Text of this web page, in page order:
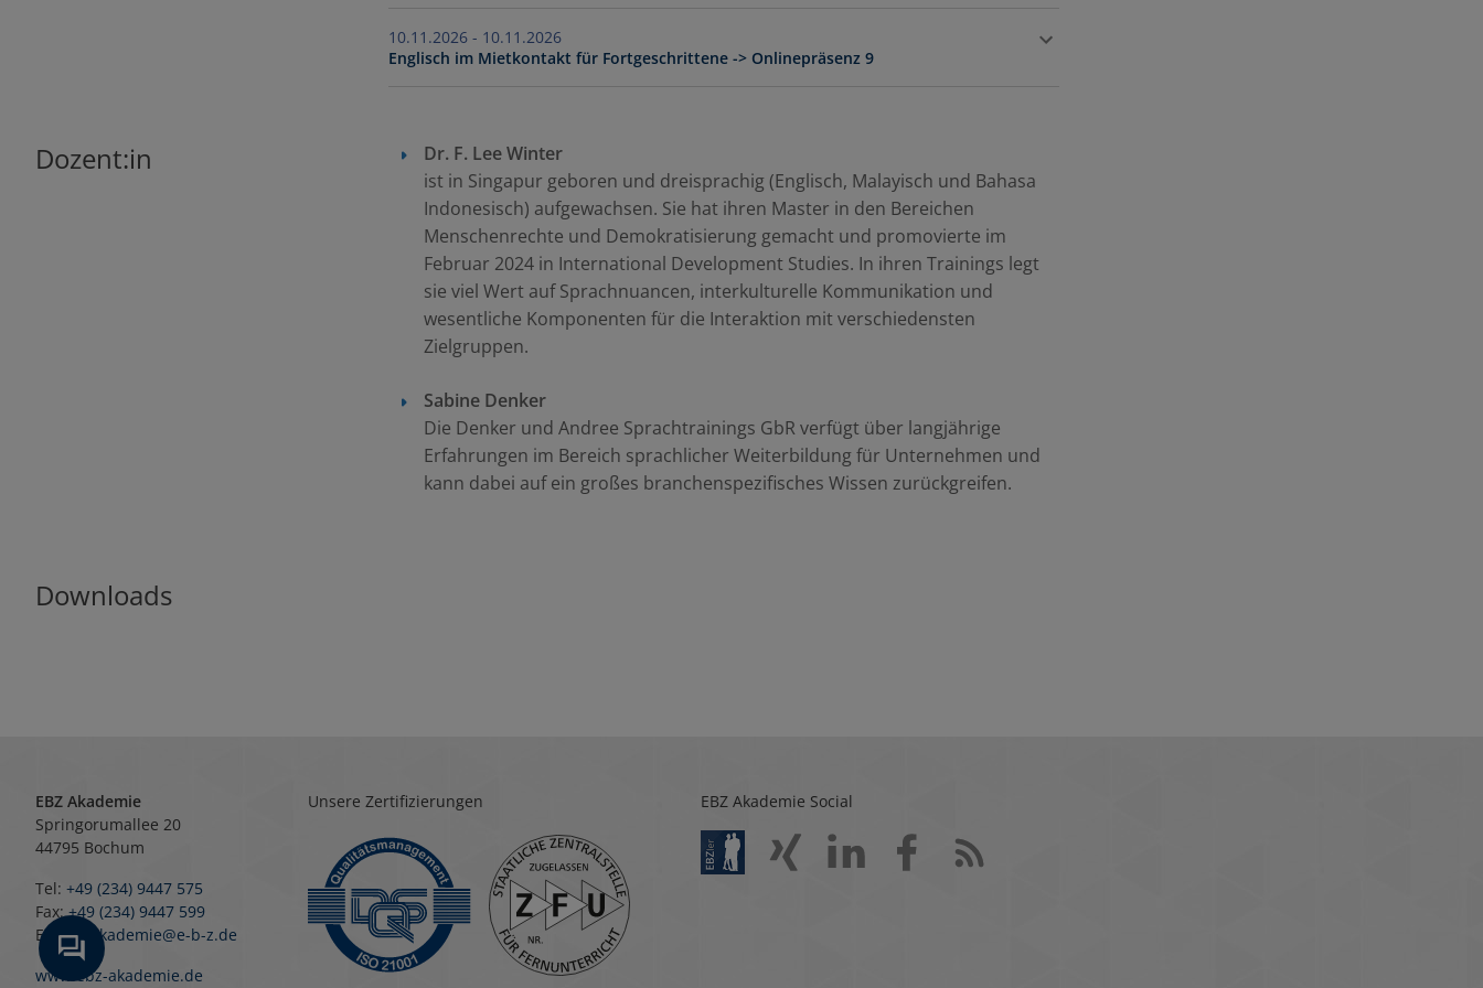
10.11.2026 - 10.11.2026
Englisch im Mietkontakt für Fortgeschrittene -> Onlinepräsenz 9
Dozent:in Dr. F. Lee Winter
ist in Singapur geboren und dreisprachig (Englisch, Malayisch und Bahasa
Indonesisch) aufgewachsen. Sie hat ihren Master in den Bereichen
Menschenrechte und Demokratisierung gemacht und promovierte im
Februar 2024 in International Development Studies. In ihren Trainings legt
sie viel Wert auf Sprachnuancen, interkulturelle Kommunikation und
wesentliche Komponenten für die Interaktion mit verschiedensten
Zielgruppen.
Sabine Denker
Die Denker und Andree Sprachtrainings GbR verfügt über langjährige
Erfahrungen im Bereich sprachlicher Weiterbildung für Unternehmen und
kann dabei auf ein großes branchenspezifisches Wissen zurückgreifen.
Downloads
EBZ Akademie
Springorumallee 20
44795 Bochum
Tel: +49 (234) 9447 575
Fax:+49 (234) 9447 599
E-Mail: akademie@e-b-z.de
www.ebz-akademie.de
Unsere Zertifizierungen EBZ Akademie Social